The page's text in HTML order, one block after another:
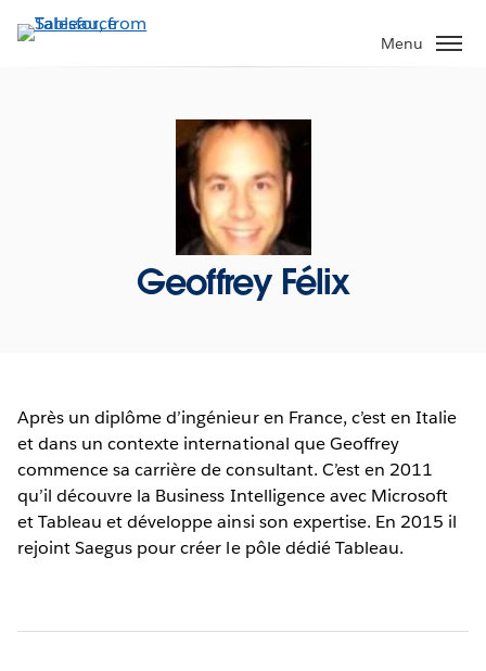
to
Menu
Geoffrey Félix
Après un diplôme d’ingénieur en France, c’est en Italie
et dans un contexte international que Geoffrey
commence sa carrière de consultant. C’est en 2011
qu’il découvre la Business Intelligence avec Microsoft
et Tableau et développe ainsi son expertise. En 2015 il
rejoint Saegus pour créer le pôle dédié Tableau.